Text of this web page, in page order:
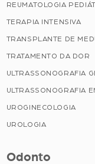
REUMATOLOGIA
TERAPIA INTENSIVA
TRANSPLANTE DE
TRATAMENTO DA DOR
ULTRASSONOGRAFIA
ULTRASSONOGRAFIA
UROGINECOLOGIA
UROLOGIA
Odonto